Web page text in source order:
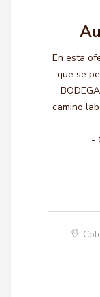
En esta
que se
camino
-